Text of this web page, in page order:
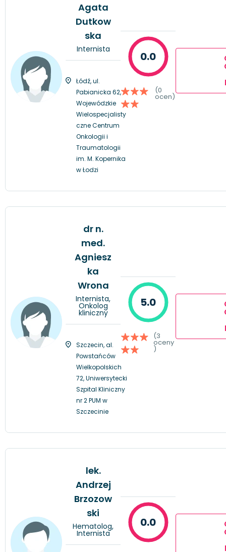
Agata
Dutkow
ska
Internista
Łódź, ul.
Pabianicka 62,
Wojewódzkie
Wielospecjalisty
czne Centrum
Onkologii i
Traumatologii
im. M. Kopernika
w Łodzi
0.0
(0
ocen)
dr n.
med.
Agniesz
ka
Wrona
Internista,
Onkolog
kliniczny
Szczecin, al.
Powstańców
Wielkopolskich
72, Uniwersytecki
Szpital Kliniczny
nr 2 PUM w
Szczecinie
5.0
(3
oceny
)
lek.
Andrzej
Brzozow
ski
Hematolog,
Internista
0.0